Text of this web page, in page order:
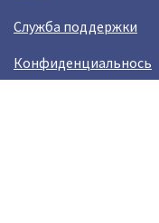
Служба поддержки
Конфиденциальнось